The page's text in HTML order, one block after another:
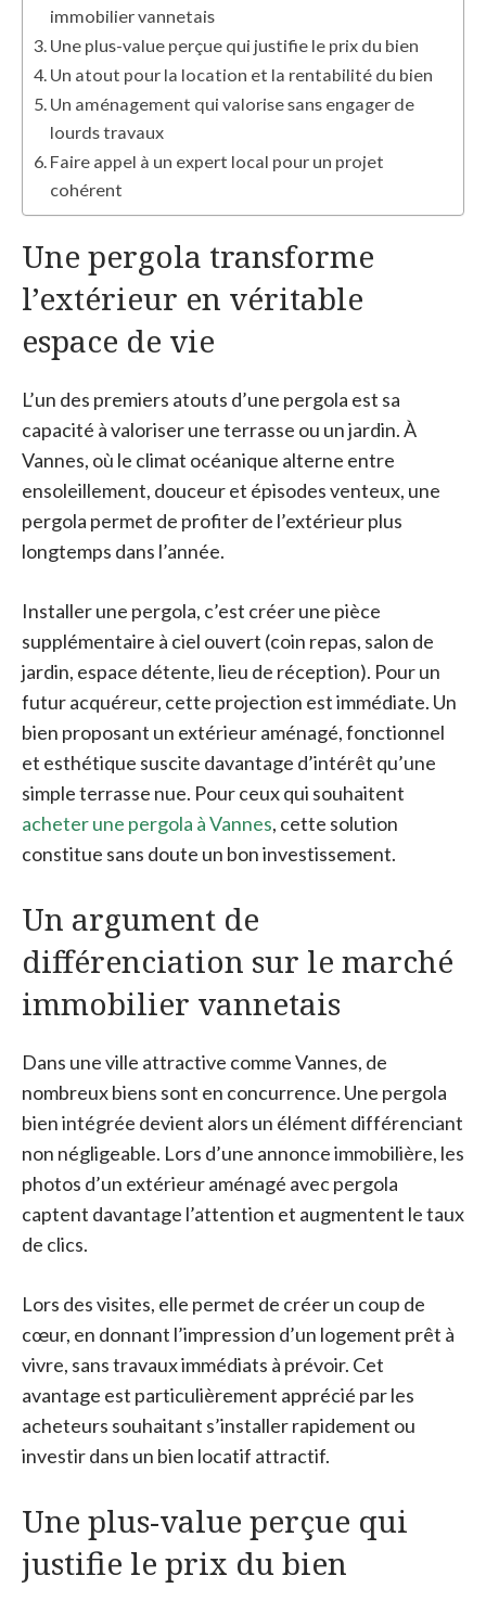
immobilier vannetais
Une plus-value perçue qui justifie le prix du bien
Un atout pour la location et la rentabilité du bien
Un aménagement qui valorise sans engager de
lourds travaux
Faire appel à un expert local pour un projet
cohérent
Une pergola transforme
l’extérieur en véritable
espace de vie
L’un des premiers atouts d’une pergola est sa
capacité à valoriser une terrasse ou un jardin. À
Vannes, où le climat océanique alterne entre
ensoleillement, douceur et épisodes venteux, une
pergola permet de profiter de l’extérieur plus
longtemps dans l’année.
Installer une pergola, c’est créer une pièce
supplémentaire à ciel ouvert (coin repas, salon de
jardin, espace détente, lieu de réception). Pour un
futur acquéreur, cette projection est immédiate. Un
bien proposant un extérieur aménagé, fonctionnel
et esthétique suscite davantage d’intérêt qu’une
simple terrasse nue. Pour ceux qui souhaitent
acheter une pergola à Vannes, cette solution
constitue sans doute un bon investissement.
Un argument de
différenciation sur le marché
immobilier vannetais
Dans une ville attractive comme Vannes, de
nombreux biens sont en concurrence. Une pergola
bien intégrée devient alors un élément différenciant
non négligeable. Lors d’une annonce immobilière, les
photos d’un extérieur aménagé avec pergola
captent davantage l’attention et augmentent le taux
de clics.
Lors des visites, elle permet de créer un coup de
cœur, en donnant l’impression d’un logement prêt à
vivre, sans travaux immédiats à prévoir. Cet
avantage est particulièrement apprécié par les
acheteurs souhaitant s’installer rapidement ou
investir dans un bien locatif attractif.
Une plus-value perçue qui
justifie le prix du bien